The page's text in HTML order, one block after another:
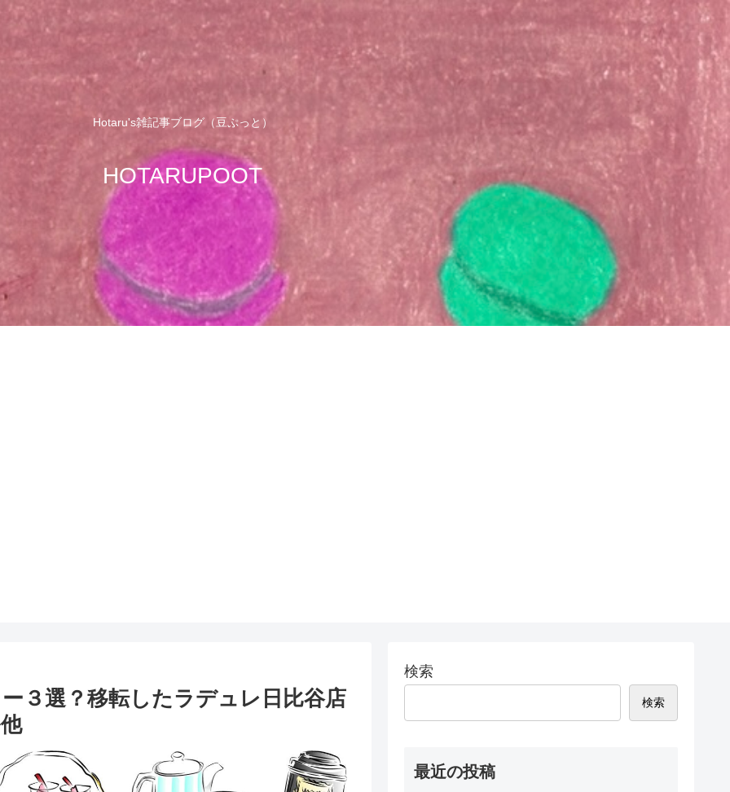
Hotaru's雑記事ブログ（豆ぷっと）
HOTARUPOOT
３選？移転したラデュレ日比谷店
検索
検索
最近の投稿